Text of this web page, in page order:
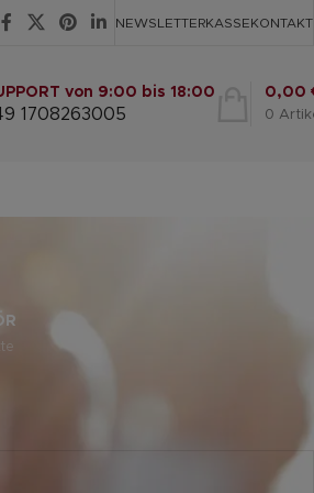
NEWSLETTERKASSEKONTAKT
von 9:00 bis 18:00
1708263005 0
0,00